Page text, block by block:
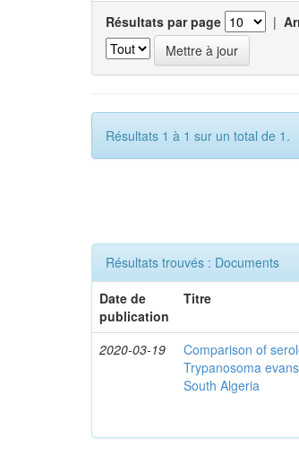
Résultats par page |
Résultats 1 à 1 sur un total de 1.
Résultats trouvés : Documents
Date de
publication
Titre
2020-03-19
Comparison of
Trypanosoma
South Algeria